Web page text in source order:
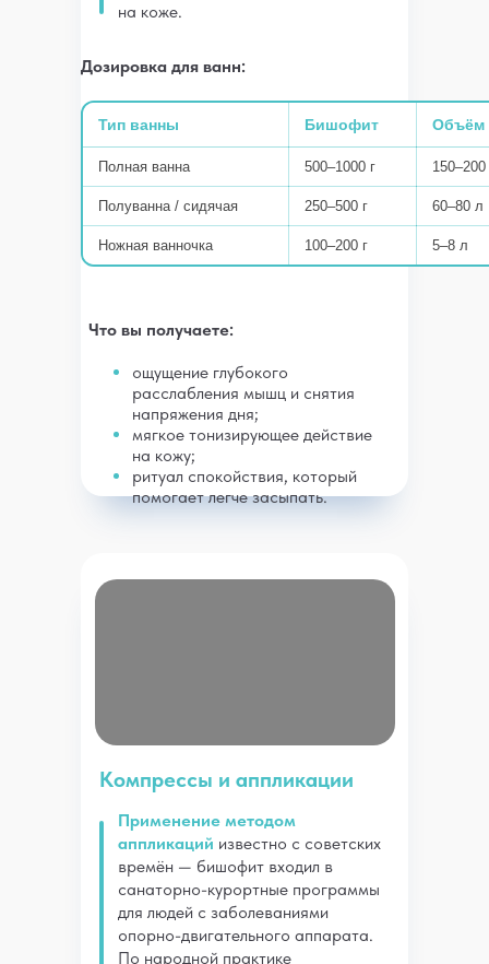
на коже.
ощущение глубокого
расслабления мышц и снятия
напряжения дня;
мягкое тонизирующее действие
на кожу;
ритуал спокойствия, который
помогает легче засыпать.
Тип ванны Бишофит Объём
Полная ванна 500–1000 г
Полуванна / сидячая 250–500 г 60–80 л
Ножная ванночка 100–200 г 5–8 л
Что вы получаете:
Дозировка для ванн:
Компрессы и аппликации
Применение методом
аппликаций известно с советских
времён — бишофит входил в
санаторно-курортные программы
для людей с заболеваниями
опорно-двигательного аппарата.
По народной практике